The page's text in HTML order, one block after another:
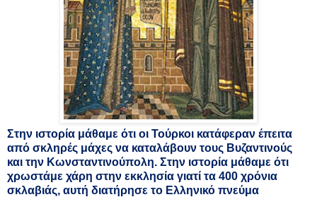
Στην ιστορία μάθαμε ότι οι Τούρκοι κατάφεραν έπειτα
από σκληρές μάχες να καταλάβουν τους Βυζαντινούς
και την Κωνσταντινούπολη. Στην ιστορία μάθαμε ότι
χρωστάμε χάρη στην εκκλησία γιατί τα 400 χρόνια
σκλαβιάς, αυτή διατήρησε το Ελληνικό πνεύμα